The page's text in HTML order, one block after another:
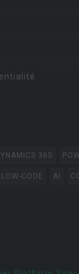
365
LOW-CODE AI